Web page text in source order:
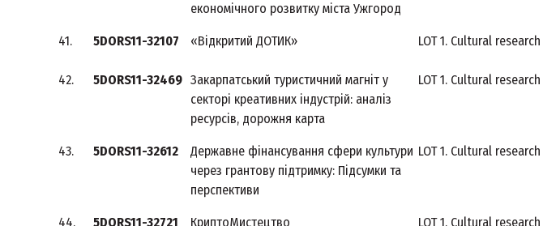
економічного розвитку міста Ужгород
41. 5DORS11-32107 «Відкритий ДОТИК» LOT 1. Cultural research
42. 5DORS11-32469 Закарпатський туристичний магніт у
секторі креативних індустрій: аналіз
ресурсів, дорожня карта
LOT 1. Cultural research
43. 5DORS11-32612
Державне фінансування сфери культури
через грантову підтримку: Підсумки та
перспективи
LOT 1. Cultural research
44. 5DORS11-32721 КриптоМистецтво LOT 1. Cultural research